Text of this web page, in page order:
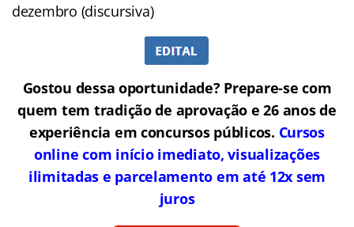
dezembro (discursiva)
Gostou dessa oportunidade? Prepare-se com
quem tem tradição de aprovação e 26 anos de
experiência em concursos públicos. Cursos
online com início imediato, visualizações
ilimitadas e parcelamento em até 12x sem
juros